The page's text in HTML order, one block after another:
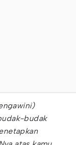
budak